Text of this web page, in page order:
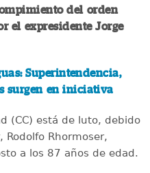
del orden
el expresidente Jorge
Superintendencia,
surgen en iniciativa
(CC) está de luto, debido
Rhormoser,
a los 87 años de edad.